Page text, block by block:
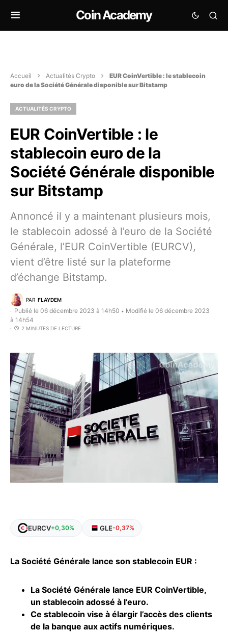
Coin Academy
Accueil Actualités Crypto
EUR CoinVertible : le stablecoin
euro de la Société Générale disponible sur Bitstamp
ACTUALITÉS CRYPTO
EUR CoinVertible : le
stablecoin euro de la
Société Générale disponible
sur Bitstamp
Annoncé il y a maintenant plusieurs mois,
le stablecoin adossé à l’euro de la Société
Générale, l’EUR CoinVertible (EURCV),
vient d’être listé sur la plateforme
d’échange Bitstamp.
PAR FLAYDEM
Publié le 06 décembre 2023 à 14h50 • Modifié le 06 décembre 2023
à 14h54
2 MINUTES DE LECTURE
EURCV+0,30% GLE-0,37%
La Société Générale lance son stablecoin EUR :
La Société Générale lance EUR CoinVertible,
un stablecoin adossé à l’euro.
Ce stablecoin vise à élargir l’accès des clients
de la banque aux actifs numériques.